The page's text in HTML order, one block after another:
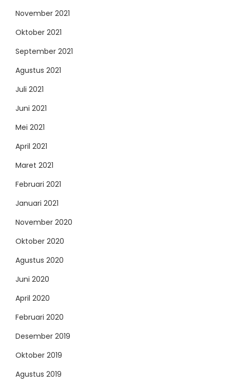
November 2021
Oktober 2021
September 2021
Agustus 2021
Juli 2021
Juni 2021
Mei 2021
April 2021
Maret 2021
Februari 2021
Januari 2021
November 2020
Oktober 2020
Agustus 2020
Juni 2020
April 2020
Februari 2020
Desember 2019
Oktober 2019
Agustus 2019